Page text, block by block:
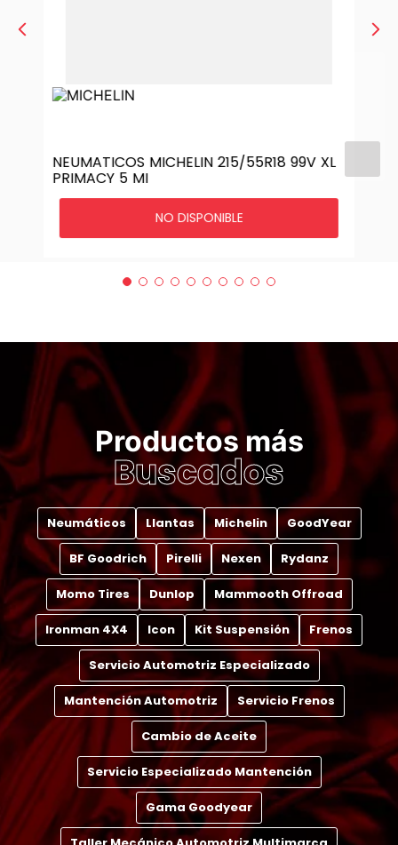
NEUMATICOS MICHELIN 215/55R18 99V XL
PRIMACY 5 MI
NO DISPONIBLE
Productos más
Buscados
Neumáticos Llantas Michelin GoodYear
BF Goodrich Pirelli Nexen Rydanz
Momo Tires Dunlop Mammooth Offroad
Ironman 4X4 Icon Kit Suspensión Frenos
Servicio Automotriz Especializado
Mantención Automotriz Servicio Frenos
Cambio de Aceite
Servicio Especializado Mantención
Gama Goodyear